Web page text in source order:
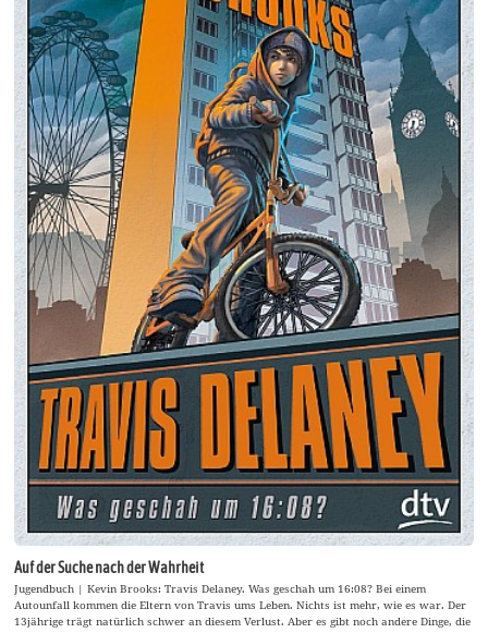
Auf der Suche nach der Wahrheit
Jugendbuch | Kevin Brooks: Travis Delaney. Was geschah um 16:08? Bei einem
Autounfall kommen die Eltern von Travis ums Leben. Nichts ist mehr, wie es war. Der
13jährige trägt natürlich schwer an diesem Verlust. Aber es gibt noch andere Dinge, die